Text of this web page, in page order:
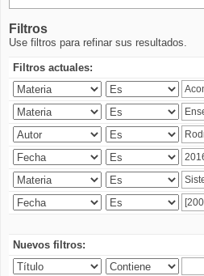
Filtros
Use filtros para refinar sus resultados.
Filtros actuales:
Nuevos filtros: